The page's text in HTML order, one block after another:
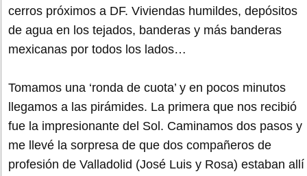
cerros próximos a DF. Viviendas humildes, depósitos
de agua en los tejados, banderas y más banderas
mexicanas por todos los lados…
Tomamos una ‘ronda de cuota’ y en pocos minutos
llegamos a las pirámides. La primera que nos recibió
fue la impresionante del Sol. Caminamos dos pasos y
me llevé la sorpresa de que dos compañeros de
profesión de Valladolid (José Luis y Rosa) estaban allí